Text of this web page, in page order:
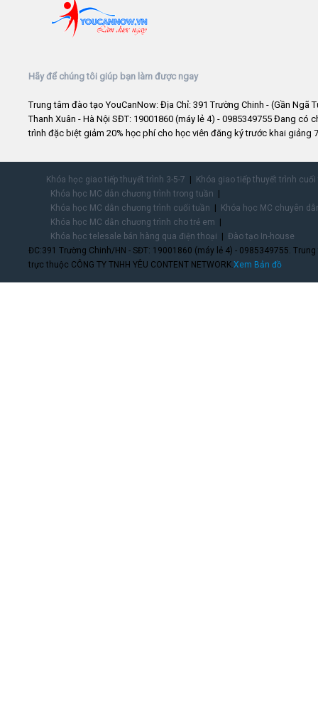
Hãy để chúng tôi giúp bạn làm được ngay
Trung tâm đào tạo YouCanNow: Địa Chỉ: 391 Trường Chinh - (Gần Ngã
Thanh Xuân - Hà Nội SĐT: 19001860 (máy lẻ 4) - 0985349755 Đang có
trình đặc biệt giảm 20% học phí cho học viên đăng ký trước khai giảng
Khóa học giao tiếp thuyết trình 3-5-7
Khóa giao tiếp thuyết trình
Khóa học MC dẫn chương trình trong tuần
Khóa học MC dẫn chương trình cuối tuần
Khóa học MC chuyên
Khóa học MC dẫn chương trình cho trẻ em
Khóa học telesale bán hàng qua điện thoại
Đào tạo In-house
ĐC:391 Trường Chinh/HN - SĐT: 19001860 (máy lẻ 4) - 0985349755.
trực thuộc CÔNG TY TNHH YÊU CONTENT NETWORK.Xem Bản đồ